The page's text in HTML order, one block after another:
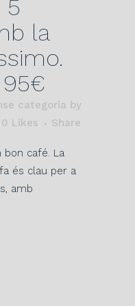
5
la
categoria by
0 Likes Share
bon café. La
és clau per a
amb